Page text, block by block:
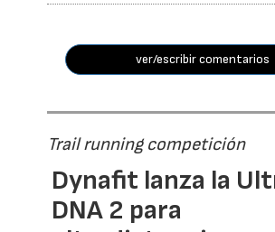
ver/escribir comentarios
Trail running competición
Dynafit lanza la
DNA 2 para